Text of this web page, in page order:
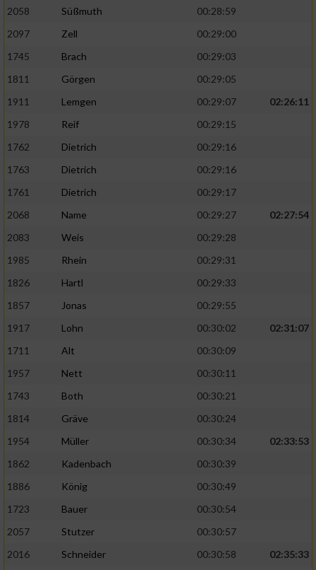
2058
Süßmuth
00:28:59
2097
Zell
00:29:00
1745
Brach
00:29:03
1811
Görgen
00:29:05
1911
Lemgen 00:29:07
02:26:11
1978
Reif
00:29:15
1762
Dietrich
00:29:16
1763
Dietrich
00:29:16
1761
Dietrich
00:29:17
2068
Name 00:29:27
02:27:54
2083
Weis
00:29:28
1985
Rhein
00:29:31
1826
Hartl
00:29:33
1857
Jonas
00:29:55
1917
Lohn 00:30:02
02:31:07
1711
Alt
00:30:09
1957
Nett
00:30:11
1743
Both
00:30:21
1814
Gräve
00:30:24
1954
Müller 00:30:34
02:33:53
1862
Kadenbach
00:30:39
1886
König
00:30:49
1723
Bauer
00:30:54
2057
Stutzer
00:30:57
2016
Schneider 00:30:58
02:35:33